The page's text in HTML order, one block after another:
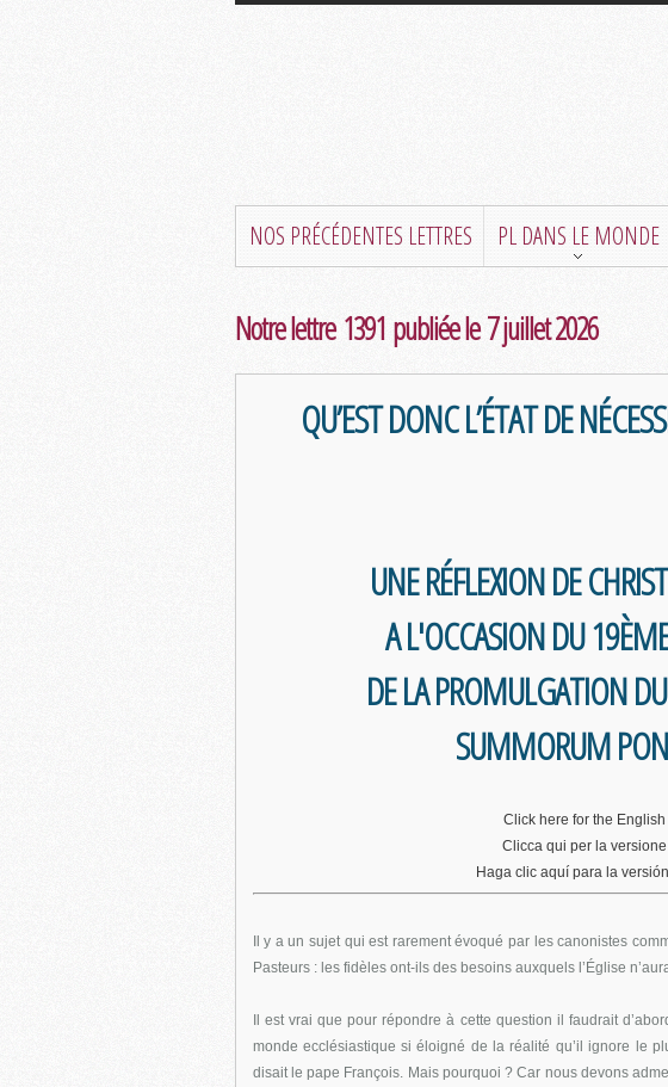
NOS PRÉCÉDENTES LETTRES PL DANS LE MONDE
Notre lettre 1391 publiée le 7 juillet 2026
QU’EST DONC L’ÉTAT DE
UNE RÉFLEXION DE
A L'OCCASION DU
DE LA PROMULGATION
SUMMORUM
Click here for the
Clicca qui per la
Haga clic aquí para la
Il y a un sujet qui est rarement évoqué par les canonistes
Pasteurs : les fidèles ont-ils des besoins auxquels l’Église
Il est vrai que pour répondre à cette question il faudrait
monde ecclésiastique si éloigné de la réalité qu’il ignore le
disait le pape François. Mais pourquoi ? Car nous devons